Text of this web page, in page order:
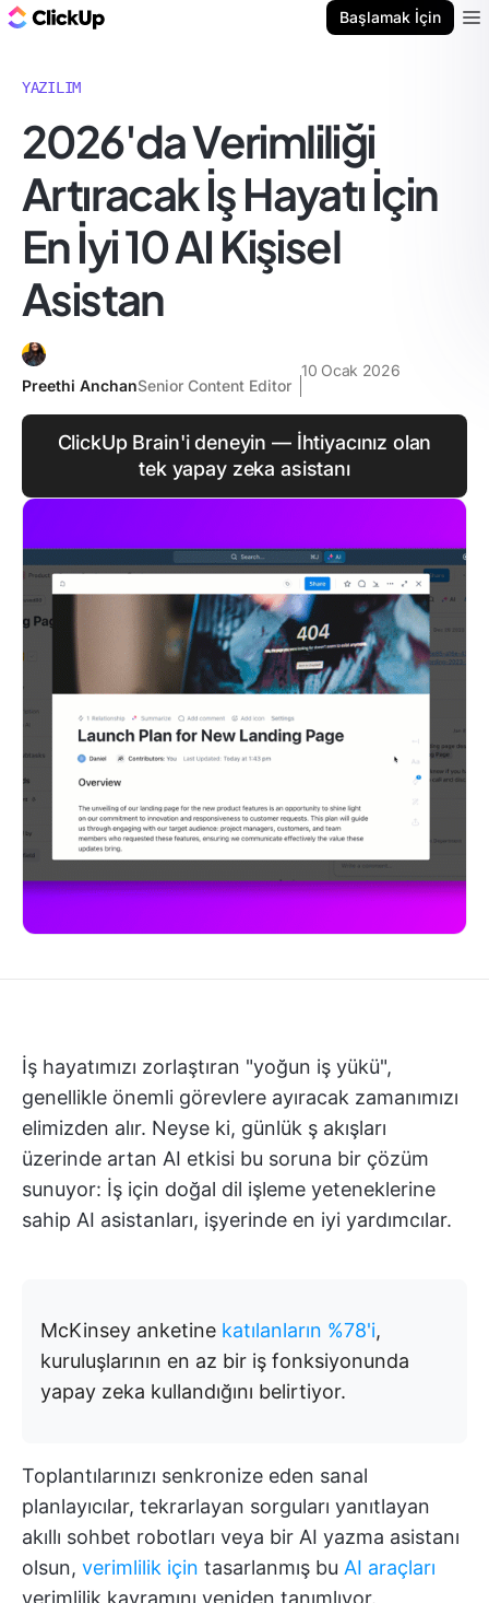
Başlamak İçin
YAZILIM
2026'da Verimliliği
Artıracak İş Hayatı İçin
En İyi 10 AI Kişisel
Asistan
Preethi AnchanSenior Content Editor
10 Ocak 2026
ClickUp Brain'i deneyin — İhtiyacınız olan
tek yapay zeka asistanı
İş hayatımızı zorlaştıran "yoğun iş yükü",
genellikle önemli görevlere ayıracak zamanımızı
elimizden alır. Neyse ki, günlük ş akışları
üzerinde artan AI etkisi bu soruna bir çözüm
sunuyor: İş için doğal dil işleme yeteneklerine
sahip AI asistanları, işyerinde en iyi yardımcılar.
McKinsey anketine katılanların %78'i,
kuruluşlarının en az bir iş fonksiyonunda
yapay zeka kullandığını belirtiyor.
Toplantılarınızı senkronize eden sanal
planlayıcılar, tekrarlayan sorguları yanıtlayan
akıllı sohbet robotları veya bir AI yazma asistanı
olsun, verimlilik için tasarlanmış bu AI araçları
verimlilik kavramını yeniden tanımlıyor.